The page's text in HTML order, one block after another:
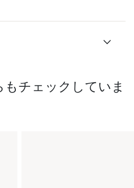
チェックしていま